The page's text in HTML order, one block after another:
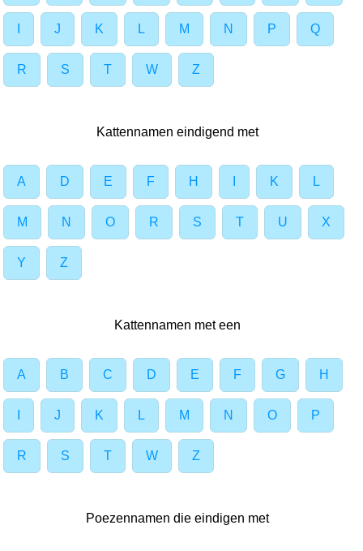
J K L M N P Q
R S T W Z
Kattennamen eindigend met
A D E F H K L
M N O R S T U X
Y Z
Kattennamen met een
A B C D E F G H
J K L M N O P
R S T W Z
Poezennamen die eindigen met